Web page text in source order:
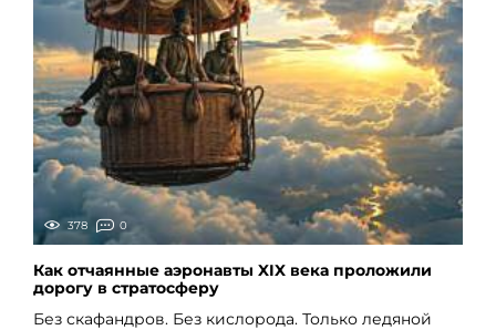
378 0
Как отчаянные аэронавты XIX века проложили
дорогу в стратосферу
Без скафандров. Без кислорода. Только ледяной